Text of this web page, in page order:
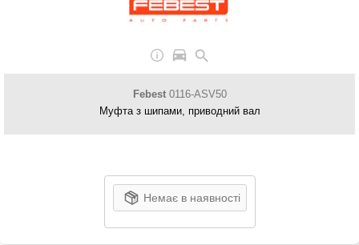
Febest0116-ASV50
Муфта з шипами, приводний вал
Немає в наявності